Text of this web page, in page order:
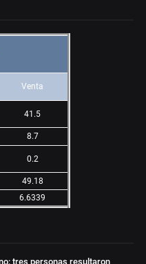
Venta
41.5
8.7
0.2
49.18
6.6339
tres personas resultaron